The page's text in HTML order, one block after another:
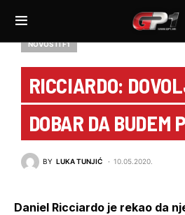
NOVOSTI F1
RICCIARDO:
DOBAR DA BUDEM
BY LUKA TUNJIĆ 10.05.2020.
Daniel Ricciardo je rekao da